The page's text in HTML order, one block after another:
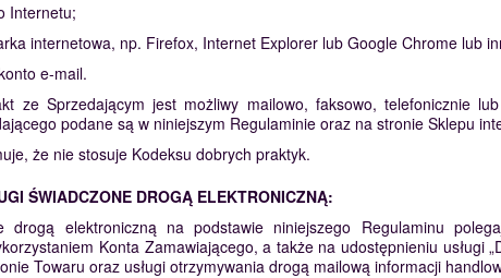
Internetu;
internetowa, np. Firefox, Internet Explorer lub Google Chrome lub
e-mail.
ze Sprzedającym jest możliwy mailowo, faksowo, telefonicznie
podane są w niniejszym Regulaminie oraz na stronie Sklepu
że nie stosuje Kodeksu dobrych praktyk.
ŚWIADCZONE DROGĄ ELEKTRONICZNĄ:
drogą elektroniczną na podstawie niniejszego Regulaminu
Konta Zamawiającego, a także na udostępnieniu usługi
Towaru oraz usługi otrzymywania drogą mailową informacji